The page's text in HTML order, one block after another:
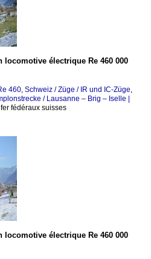
locomotive électrique Re 460 000
460, Schweiz / Züge / IR und IC-Züge,
/ Lausanne – Brig – Iselle |
fédéraux suisses
locomotive électrique Re 460 000